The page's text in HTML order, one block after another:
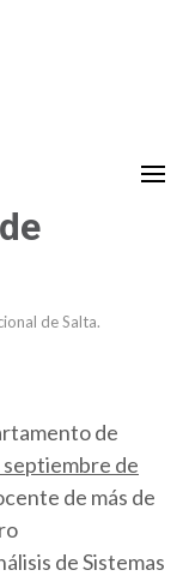
de Salta.
de
de
de más de
de Sistemas